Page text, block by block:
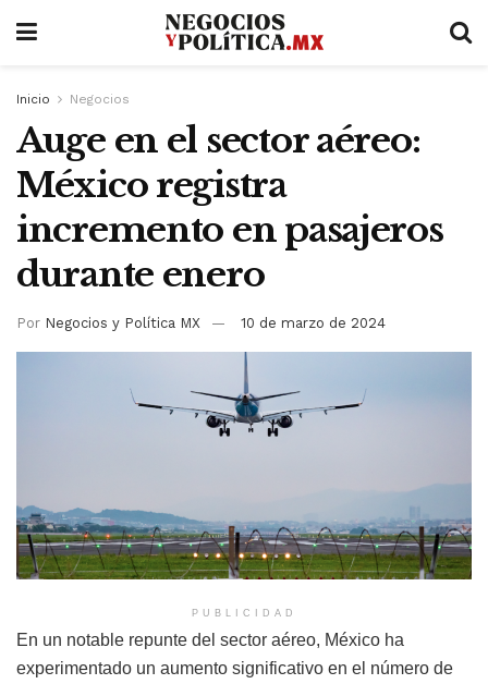
Inicio Negocios
Auge en el sector aéreo:
México registra
incremento en pasajeros
durante enero
Por Negocios y Política MX 10 de marzo de 2024
PUBLICIDAD
En un notable repunte del sector aéreo, México ha
experimentado un aumento significativo en el número de